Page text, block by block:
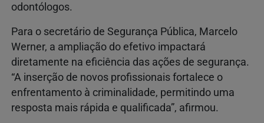
odontólogos.
Para o secretário de Segurança Pública, Marcelo
Werner, a ampliação do efetivo impactará
diretamente na eficiência das ações de segurança.
“A inserção de novos profissionais fortalece o
enfrentamento à criminalidade, permitindo uma
resposta mais rápida e qualificada”, afirmou.